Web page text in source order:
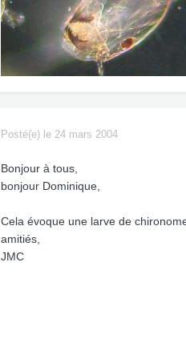
Posté(e) le 24 mars 2004
Bonjour à tous,
bonjour Dominique,
Cela évoque une larve de
amitiés,
JMC